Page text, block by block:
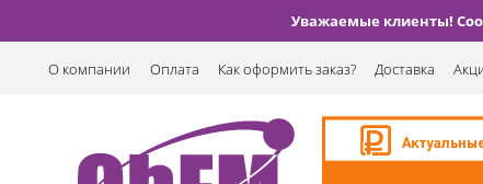
Уважаемые клиенты!
О компании Оплата Как оформить заказ? Доставка